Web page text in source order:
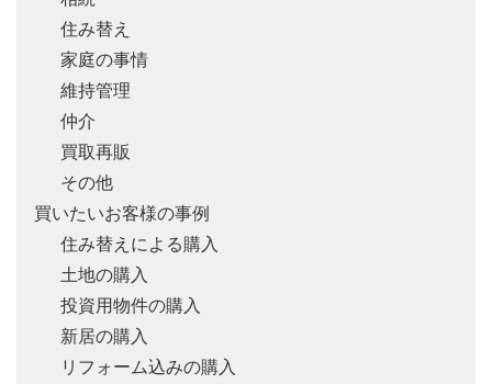
住み替え
家庭の事情
維持管理
仲介
買取再販
その他
買いたいお客様の事例
住み替えによる購入
土地の購入
投資用物件の購入
新居の購入
リフォーム込みの購入